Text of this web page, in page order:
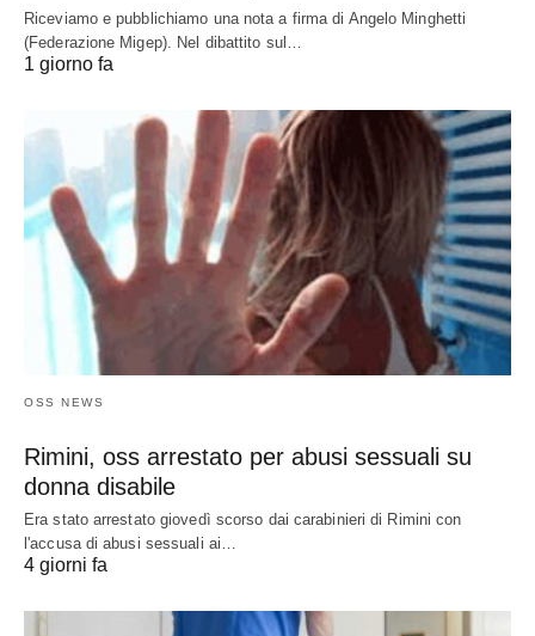
Riceviamo e pubblichiamo una nota a firma di Angelo Minghetti
(Federazione Migep). Nel dibattito sul…
1 giorno fa
OSS NEWS
Rimini, oss arrestato per abusi sessuali su
donna disabile
Era stato arrestato giovedì scorso dai carabinieri di Rimini con
l'accusa di abusi sessuali ai…
4 giorni fa